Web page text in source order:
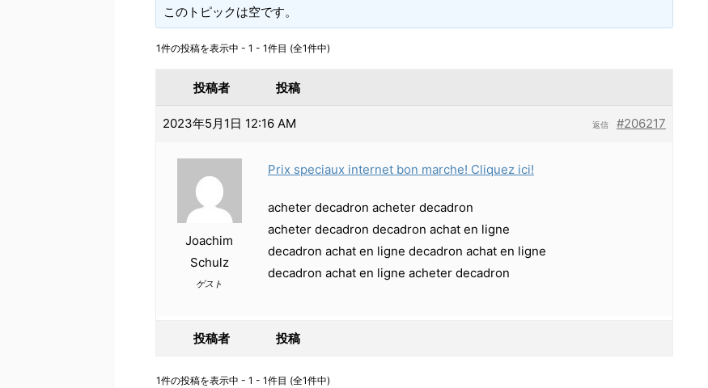
このトピックは空です。
1件の投稿を表示中 - 1 - 1件目 (全1件中)
投稿者 投稿
2023年5月1日 12:16 AM #206217
返信
Joachim
Schulz
ゲスト
Prix speciaux internet bon marche! Cliquez ici!
acheter decadron acheter decadron
acheter decadron decadron achat en ligne
decadron achat en ligne decadron achat en ligne
decadron achat en ligne acheter decadron
投稿者 投稿
1件の投稿を表示中 - 1 - 1件目 (全1件中)